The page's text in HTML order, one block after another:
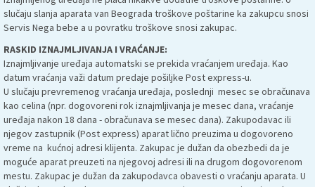
slučaju slanja aparata van Beograda troškove poštarine ka zakupcu snosi
Servis Nega bebe a u povratku troškove snosi zakupac.
RASKID IZNAJMLJIVANJA I VRAĆANJE:
Iznajmljivanje uređaja automatski se prekida vraćanjem uređaja. Kao
datum vraćanja važi datum predaje pošiljke Post express-u.
U slučaju prevremenog vraćanja uređaja, poslednji mesec se obračunava
kao celina (npr. dogovoreni rok iznajmljivanja je mesec dana, vraćanje
uređaja nakon 18 dana - obračunava se mesec dana). Zakupodavac ili
njegov zastupnik (Post express) aparat lično preuzima u dogovoreno
vreme na kućnoj adresi klijenta. Zakupac je dužan da obezbedi da je
moguće aparat preuzeti na njegovoj adresi ili na drugom dogovorenom
mestu. Zakupac je dužan da zakupodavca obavesti o vraćanju aparata. U